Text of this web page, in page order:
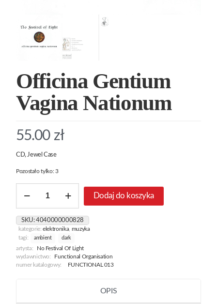
Officina Gentium
Vagina Nationum
55.00 zł
CD, Jewel Case
Pozostało tylko: 3
Officina
Vagina
Nationum
Dodaj do koszyka
SKU:4040000000828
kategorie:elektronika, muzyka
tagi:
ambient dark
artysta:
No Festival Of Light
wydawnictwo:
Functional Organisation
numer katalogowy:
FUNCTIONAL 013
OPIS